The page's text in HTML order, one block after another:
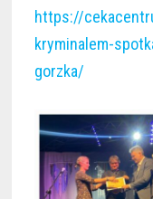
https://
kryminalem-
gorzka/